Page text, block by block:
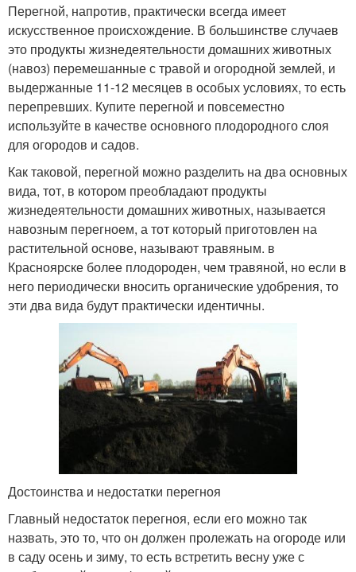
Перегной, напротив, практически всегда имеет
искусственное происхождение. В большинстве случаев
это продукты жизнедеятельности домашних животных
(навоз) перемешанные с травой и огородной землей, и
выдержанные 11-12 месяцев в особых условиях, то есть
перепревших. Купите перегной и повсеместно
используйте в качестве основного плодородного слоя
для огородов и садов.
Как таковой, перегной можно разделить на два основных
вида, тот, в котором преобладают продукты
жизнедеятельности домашних животных, называется
навозным перегноем, а тот который приготовлен на
растительной основе, называют травяным. в
Красноярске более плодороден, чем травяной, но если в
него периодически вносить органические удобрения, то
эти два вида будут практически идентичны.
Достоинства и недостатки перегноя
Главный недостаток перегноя, если его можно так
назвать, это то, что он должен пролежать на огороде или
в саду осень и зиму, то есть встретить весну уже с